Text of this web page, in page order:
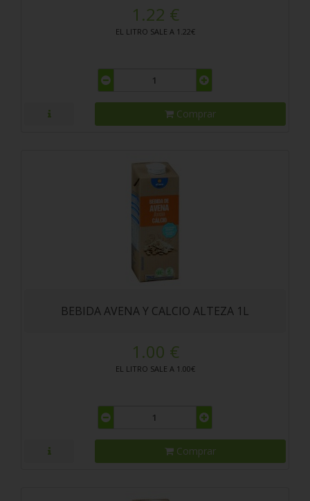
1.22 €
EL LITRO SALE A 1.22€
Comprar
BEBIDA AVENA Y CALCIO ALTEZA 1L
1.00 €
EL LITRO SALE A 1.00€
Comprar